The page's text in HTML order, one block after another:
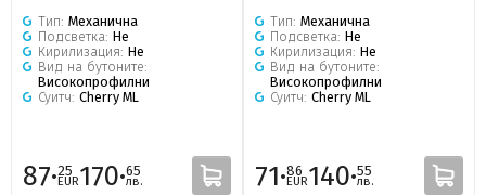
Тип: Механична
Подсветка: Не
Кирилизация: Не
Вид на бутоните:
Високопрофилни
Суитч: Cherry ML
87·25
EUR170·65
лв.
Тип: Механична
Подсветка: Не
Кирилизация: Не
Вид на бутоните:
Високопрофилни
Суитч: Cherry ML
71·86
EUR140·55
лв.